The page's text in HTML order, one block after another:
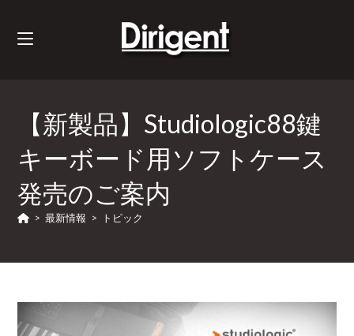
【新製品】Studiologic88鍵
キーボード用ソフトケース
発売のご案内
> 最新情報 > トピック